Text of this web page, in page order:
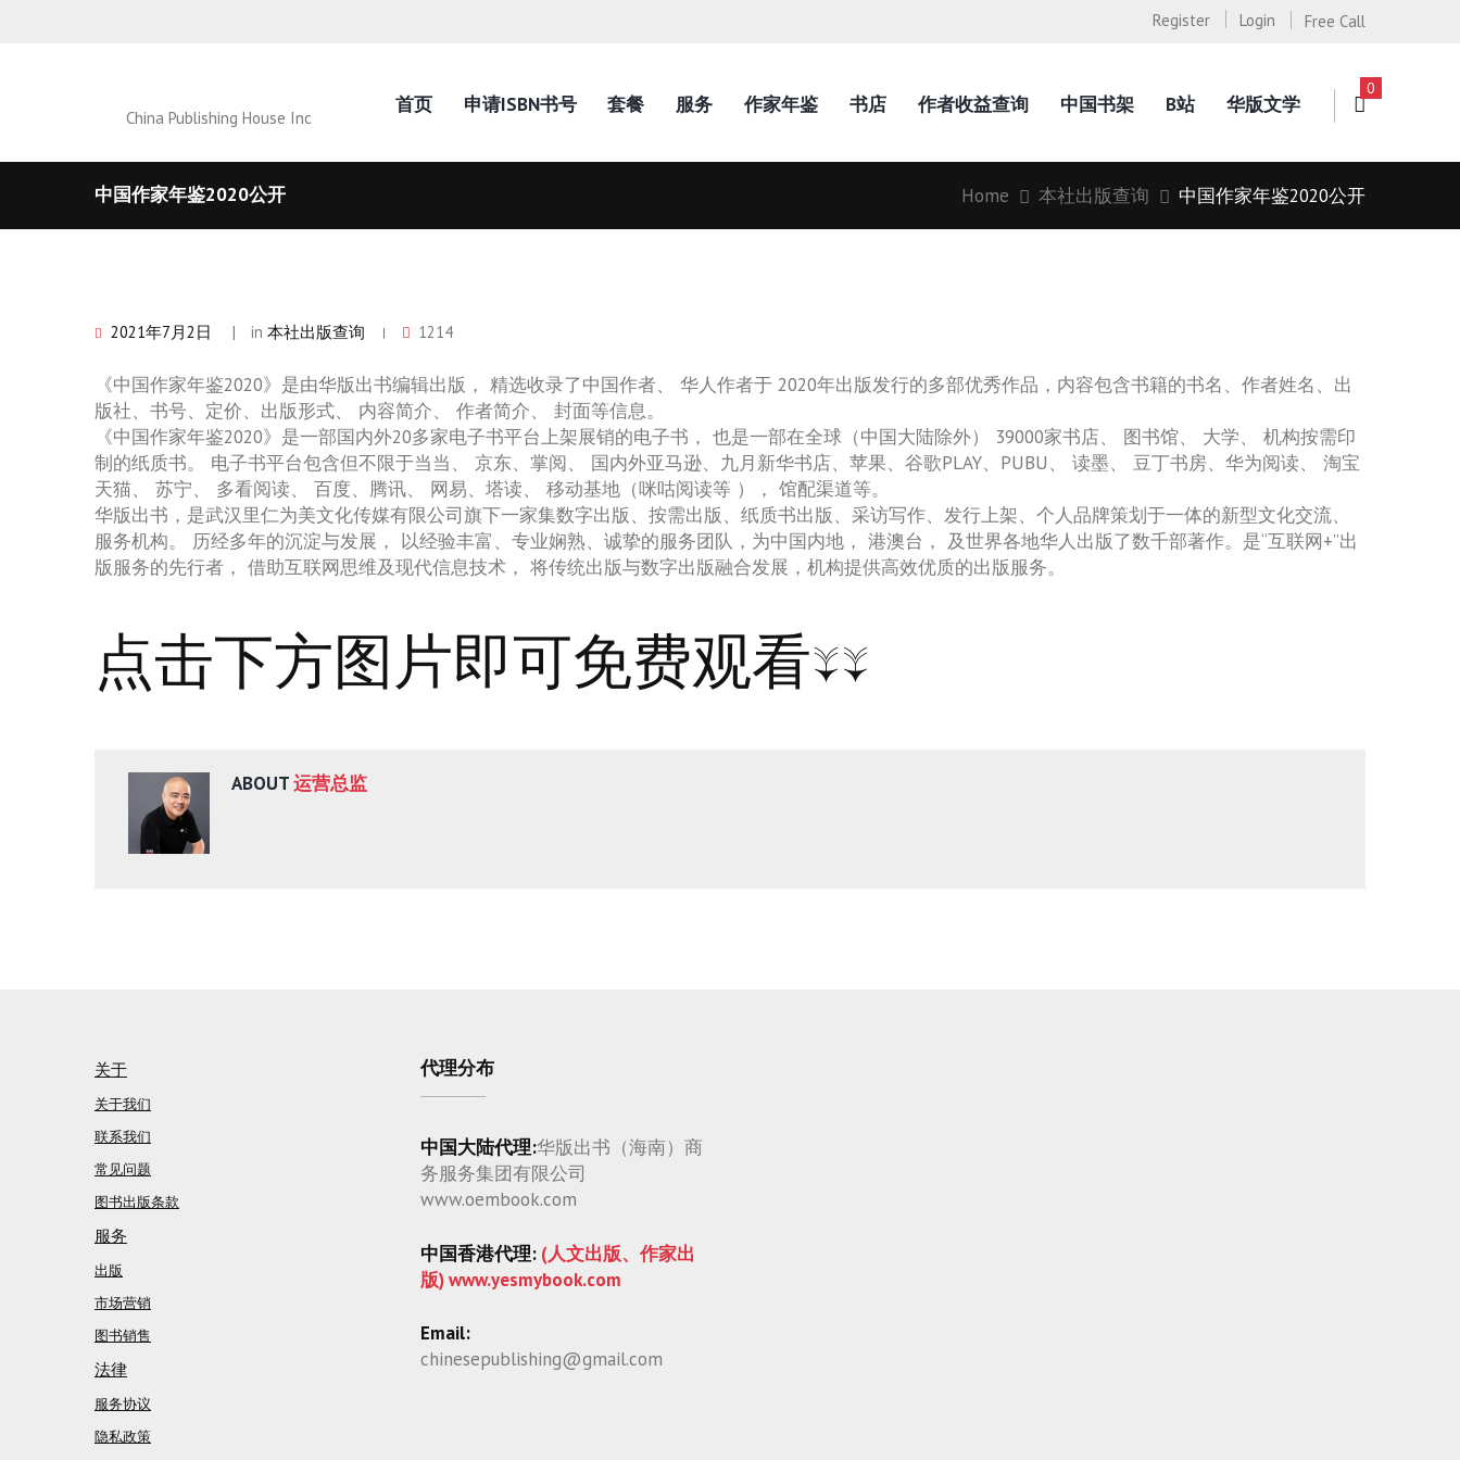
Free Call
Register Login
China Publishing House Inc
首页 申请ISBN书号 套餐 服务 作家年鉴 书店 作者收益查询 中国书架 B站 华版文学
0
中国作家年鉴2020公开 Home 本社出版查询 中国作家年鉴2020公开
2021年7月2日 in本社出版查询 1214
《中国作家年鉴2020》是由华版出书编辑出版， 精选收录了中国作者、 华人作者于 2020年出版发行的多部优秀作品，内容包含书籍的书名、作者姓名、出
版社、书号、定价、出版形式、 内容简介、 作者简介、 封面等信息。
《中国作家年鉴2020》是一部国内外20多家电子书平台上架展销的电子书， 也是一部在全球（中国大陆除外） 39000家书店、 图书馆、 大学、 机构按需印
制的纸质书。 电子书平台包含但不限于当当、 京东、掌阅、 国内外亚马逊、九月新华书店、苹果、谷歌PLAY、PUBU、 读墨、 豆丁书房、华为阅读、 淘宝
天猫、 苏宁、 多看阅读、 百度、腾讯、 网易、塔读、 移动基地（咪咕阅读等 ）， 馆配渠道等。
华版出书，是武汉里仁为美文化传媒有限公司旗下一家集数字出版、按需出版、纸质书出版、采访写作、发行上架、个人品牌策划于一体的新型文化交流、
服务机构。 历经多年的沉淀与发展， 以经验丰富、专业娴熟、诚挚的服务团队，为中国内地， 港澳台， 及世界各地华人出版了数千部著作。是“互联网+”出
版服务的先行者， 借助互联网思维及现代信息技术， 将传统出版与数字出版融合发展，机构提供高效优质的出版服务。
点击下方图片即可免费观看↓↓
ABOUT运营总监
关于
关于我们
联系我们
常见问题
图书出版条款
服务
出版
市场营销
图书销售
法律
服务协议
隐私政策
代理分布
中国大陆代理:华版出书（海南）商
务服务集团有限公司
www.oembook.com
中国香港代理: (人文出版、作家出
版) www.yesmybook.com
Email:
chinesepublishing@gmail.com